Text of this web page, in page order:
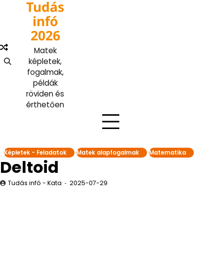
Tudás
infó
2026
Matek
képletek,
fogalmak,
példák
röviden és
érthetően
Képletek - Feladatok Matek alapfogalmak Matematika
Deltoid
Tudás infó - Kata 2025-07-29